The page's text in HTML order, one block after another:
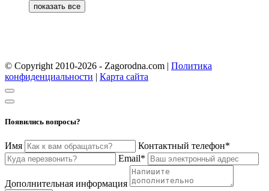
© Copyright 2010-2026 - Zagorodna.com | Политика
конфиденциальности | Карта сайта
Появились вопросы?
Имя
Контактный телефон*
Email*
Дополнительная информация